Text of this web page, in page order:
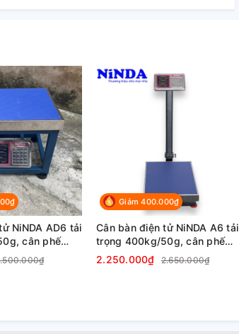
NiNDA AD6 tải
cân phế
sản
Giảm 400.000₫
Cân bàn điện tử NiNDA A6 tải
trọng 400kg/50g, cân phế
liệu, kim khí, nông sản
2.250.000₫ 2.650.000₫